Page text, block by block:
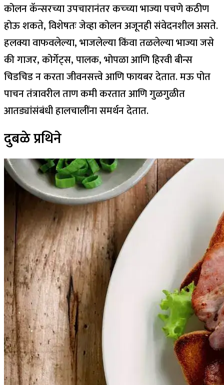
कोलन कॅन्सरच्या उपचारानंतर कच्च्या भाज्या पचणे कठीण
होऊ शकते, विशेषतः जेव्हा कोलन अजूनही संवेदनशील असते.
हलक्या वाफवलेल्या, भाजलेल्या किंवा तळलेल्या भाज्या जसे
की गाजर, कोर्गेट्स, पालक, भोपळा आणि हिरवी बीन्स
चिडचिड न करता जीवनसत्त्वे आणि फायबर देतात. मऊ पोत
पाचन तंत्रावरील ताण कमी करतात आणि गुळगुळीत
आतड्यांसंबंधी हालचालींना समर्थन देतात.
दुबळे प्रथिने